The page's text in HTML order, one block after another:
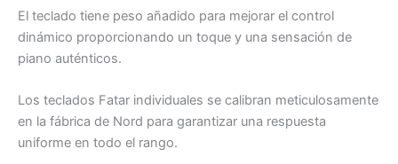
El teclado tiene peso añadido para mejorar el control
dinámico proporcionando un toque y una sensación de
piano auténticos.
Los teclados Fatar individuales se calibran meticulosamente
en la fábrica de Nord para garantizar una respuesta
uniforme en todo el rango.